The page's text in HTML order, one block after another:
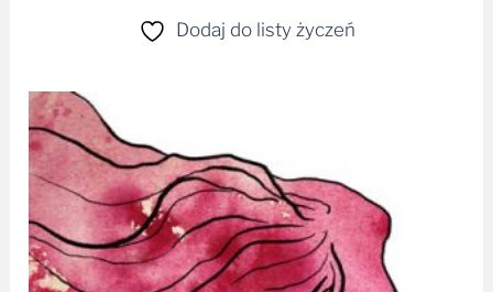
Dodaj do listy życzeń